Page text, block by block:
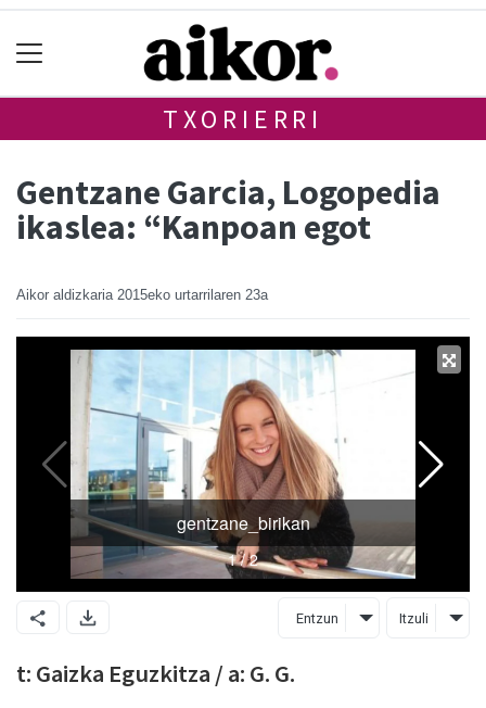
TXORIERRI
Gentzane Garcia, Logopedia
ikaslea: “Kanpoan egot
Aikor aldizkaria 2015eko urtarrilaren 23a
Entzun Itzuli
t: Gaizka Eguzkitza / a: G. G.